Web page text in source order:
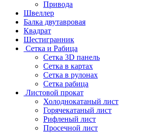
Привода
Швеллер
Балка двутавровая
Квадрат
Шестигранник
Сетка и Рабица
Сетка 3D панель
Сетка в картах
Сетка в рулонах
Сетка рабица
Листовой прокат
Холоднокатаный лист
Горячекатаный лист
Рифленый лист
Просечной лист